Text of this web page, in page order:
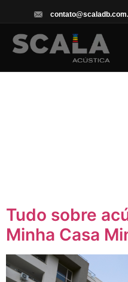
Tudo sobre
Minha Casa